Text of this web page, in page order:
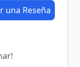
una Reseña